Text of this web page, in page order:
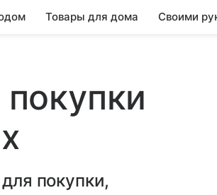
Товары для дома Своими
покупки,